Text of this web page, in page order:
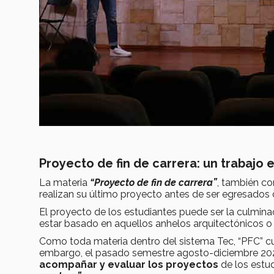
Proyecto de fin de carrera: un trabajo
La materia “Proyecto de fin de carrera”, también
realizan su último proyecto antes de ser egresados
El proyecto de los estudiantes puede ser la
estar basado en aquellos anhelos arquitectónicos o
Como toda materia dentro del sistema Tec, “PFC”
embargo, el pasado semestre agosto-diciembre
acompañar y evaluar los proyectos de los